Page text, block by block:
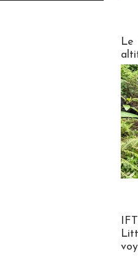
Le